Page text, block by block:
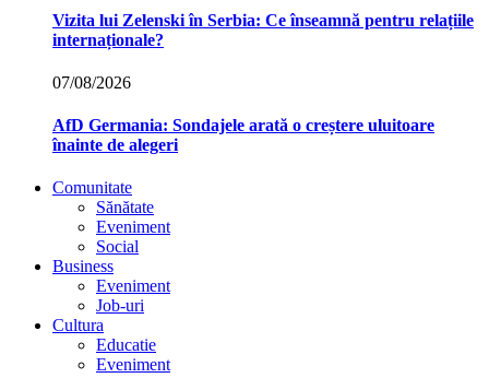
Vizita lui Zelenski în Serbia: Ce înseamnă pentru relațiile
internaționale?
07/08/2026
AfD Germania: Sondajele arată o creștere uluitoare
înainte de alegeri
Comunitate
Sănătate
Eveniment
Social
Business
Eveniment
Job-uri
Cultura
Educatie
Eveniment